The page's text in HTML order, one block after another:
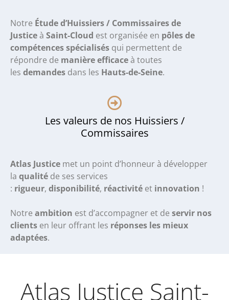
Notre Étude d’Huissiers / Commissaires de
Justiceà Saint-Cloud est organisée en pôles de
compétences spécialisés qui permettent de
répondre de manière efficaceà toutes
les demandes dans les Hauts-de-Seine.
Les valeurs de nos Huissiers /
Commissaires
Atlas Justice met un point d’honneur à développer
la qualité de ses services
: rigueur, disponibilité, réactivité et innovation !
Notre ambition est d’accompagner et de servir nos
clients en leur offrant les réponses les mieux
adaptées.
Atlas Justice Saint-